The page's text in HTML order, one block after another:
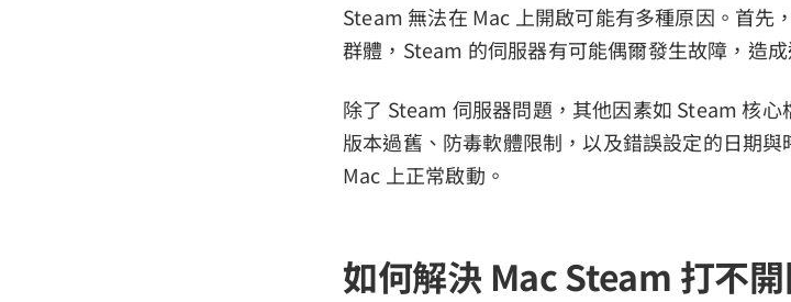
Steam 無法在 Mac 上開啟可能有多種原因。首先
群體，Steam 的伺服器有可能偶爾發生故障，造成
除了 Steam 伺服器問題，其他因素如 Steam 核
版本過舊、防毒軟體限制，以及錯誤設定的日期
Mac 上正常啟動。
如何解決 Mac Steam 打不開